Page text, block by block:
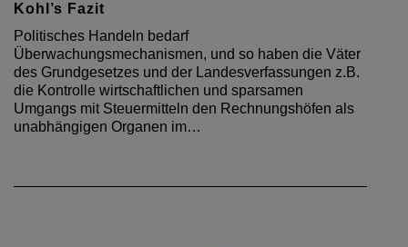
Kohl’s Fazit
Politisches Handeln bedarf
Überwachungsmechanismen, und so haben die Väter
des Grundgesetzes und der Landesverfassungen z.B.
die Kontrolle wirtschaftlichen und sparsamen
Umgangs mit Steuermitteln den Rechnungshöfen als
unabhängigen Organen im…